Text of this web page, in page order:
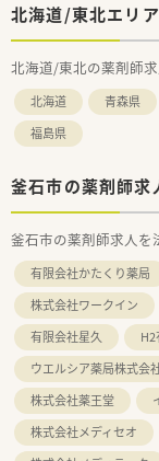
北海道/東北エリ
北海道/東北の薬剤師
北海道 青森県
福島県
釜石市の薬剤師求
釜石市の薬剤師求人を
有限会社かたくり薬局
株式会社ワークイン
有限会社星久
ウエルシア薬局株式会
株式会社薬王堂
株式会社メディセオ